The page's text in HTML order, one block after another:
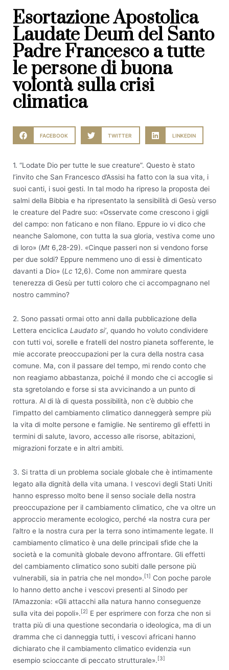
Esortazione Apostolica
Laudate Deum del Santo
Padre Francesco a tutte
le persone di buona
volontà sulla crisi
climatica
FACEBOOK TWITTER LINKEDIN
1. “Lodate Dio per tutte le sue creature”. Questo è stato
l’invito che San Francesco d’Assisi ha fatto con la sua vita, i
suoi canti, i suoi gesti. In tal modo ha ripreso la proposta dei
salmi della Bibbia e ha ripresentato la sensibilità di Gesù verso
le creature del Padre suo: «Osservate come crescono i gigli
del campo: non faticano e non filano. Eppure io vi dico che
neanche Salomone, con tutta la sua gloria, vestiva come uno
di loro» (Mt 6,28-29). «Cinque passeri non si vendono forse
per due soldi? Eppure nemmeno uno di essi è dimenticato
davanti a Dio» (Lc 12,6). Come non ammirare questa
tenerezza di Gesù per tutti coloro che ci accompagnano nel
nostro cammino?
2. Sono passati ormai otto anni dalla pubblicazione della
Lettera enciclica Laudato si’, quando ho voluto condividere
con tutti voi, sorelle e fratelli del nostro pianeta sofferente, le
mie accorate preoccupazioni per la cura della nostra casa
comune. Ma, con il passare del tempo, mi rendo conto che
non reagiamo abbastanza, poiché il mondo che ci accoglie si
sta sgretolando e forse si sta avvicinando a un punto di
rottura. Al di là di questa possibilità, non c’è dubbio che
l’impatto del cambiamento climatico danneggerà sempre più
la vita di molte persone e famiglie. Ne sentiremo gli effetti in
termini di salute, lavoro, accesso alle risorse, abitazioni,
migrazioni forzate e in altri ambiti.
3. Si tratta di un problema sociale globale che è intimamente
legato alla dignità della vita umana. I vescovi degli Stati Uniti
hanno espresso molto bene il senso sociale della nostra
preoccupazione per il cambiamento climatico, che va oltre un
approccio meramente ecologico, perché «la nostra cura per
l’altro e la nostra cura per la terra sono intimamente legate. Il
cambiamento climatico è una delle principali sfide che la
società e la comunità globale devono affrontare. Gli effetti
del cambiamento climatico sono subiti dalle persone più
vulnerabili, sia in patria che nel mondo». [1] Con poche parole
lo hanno detto anche i vescovi presenti al Sinodo per
l’Amazzonia: «Gli attacchi alla natura hanno conseguenze
sulla vita dei popoli». [2] E per esprimere con forza che non si
tratta più di una questione secondaria o ideologica, ma di un
dramma che ci danneggia tutti, i vescovi africani hanno
dichiarato che il cambiamento climatico evidenzia «un
esempio scioccante di peccato strutturale». [3]